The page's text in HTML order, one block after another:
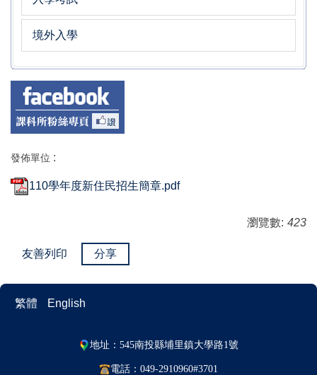
境外入學
發佈單位 :
110學年度新住民招生簡章.pdf
瀏覽數: 423
友善列印 分享
繁體 English
地址：545南投縣埔里鎮大學路1號
電話：049-2910960#3701